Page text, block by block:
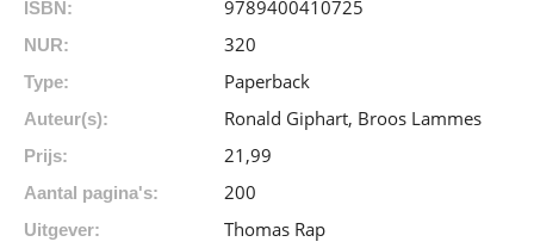
ISBN: 9789400410725
NUR: 320
Type: Paperback
Auteur(s): Ronald Giphart, Broos Lammes
Prijs: 21 ,99
Aantal pagina's: 200
Uitgever: Thomas Rap